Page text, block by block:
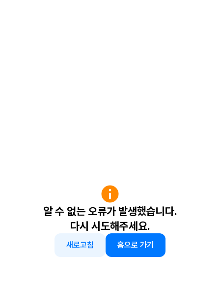
알 수 없는 오류가 발생했습니다.
다시 시도해주세요.
새로고침 홈으로 가기